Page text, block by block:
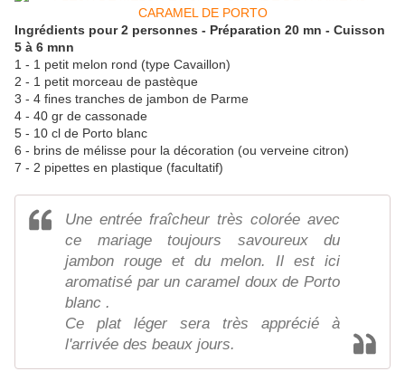
Ingrédients pour 2 personnes - Préparation 20 mn - Cuisson
5 à 6 mnn
1 - 1 petit melon rond (type Cavaillon)
2 - 1 petit morceau de pastèque
3 - 4 fines tranches de jambon de Parme
4 - 40 gr de cassonade
5 - 10 cl de Porto blanc
6 - brins de mélisse pour la décoration (ou verveine citron)
7 - 2 pipettes en plastique (facultatif)
Une entrée fraîcheur très colorée avec
ce mariage toujours savoureux du
jambon rouge et du melon. Il est ici
aromatisé par un caramel doux de Porto
blanc .
Ce plat léger sera très apprécié à
l'arrivée des beaux jours.